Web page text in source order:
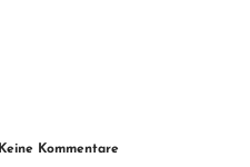
Keine Kommentare